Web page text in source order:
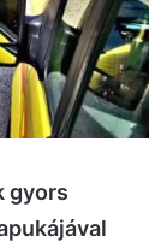
gyors